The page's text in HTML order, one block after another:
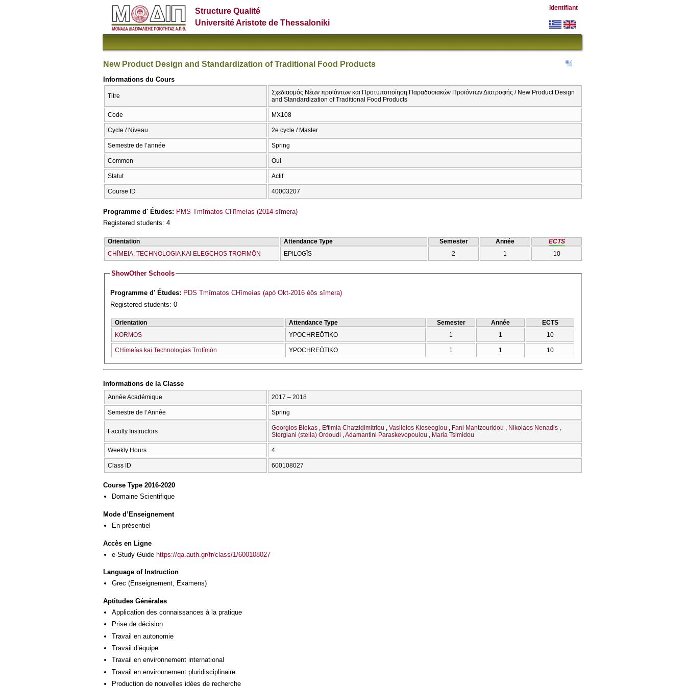
Structure Qualité
Université Aristote de Thessaloniki
Identifiant
New Product Design and Standardization of Traditional Food Products
Informations du Cours
Titre
Σχεδιασμός Νέων προϊόντων και Προτυποποίηση Παραδοσιακών Προϊόντων Διατροφής / New Product Design
and Standardization of Traditional Food Products
Code ΜΧ108
Cycle / Niveau 2e cycle / Master
Semestre de l’année Spring
Common Oui
Statut Actif
Course ID 40003207
Programme d' Études: PMS Tmīmatos CΗīmeías (2014-sīmera)
Registered students: 4
Orientation Attendance Type Semester Année
ECTS
CΗĪMEIA, TECΗNOLOGIA KAI ELEGCΗOS TROFIMŌN
EPILOGĪS 2 1 10
ShowOther Schools
Programme d' Études: PDS Tmīmatos CΗīmeías (apó Okt-2016 éōs sīmera)
Registered students: 0
Orientation Attendance Type Semester Année
ECTS
KORMOS
YPOCΗREŌTIKO 1 1 10
CΗīmeías kai Technologías Trofímōn YPOCΗREŌTIKO 1 1 10
Informations de la Classe
Année Académique 2017 – 2018
Semestre de l’Année Spring
Faculty Instructors Georgios Blekas Effimia Chatzidimitriou Vasileios Kioseoglou Fani Mantzouridou
Nikolaos Nenadis
Stergiani (stella) Ordoudi
Adamantini Paraskevopoulou Maria Tsimidou
Weekly Hours 4
Class ID 600108027
Course Type 2016-2020
Domaine Scientifique
Mode d’Enseignement
En présentiel
Accès en Ligne
e-Study Guide https://qa.auth.gr/fr/class/1/600108027
Language of Instruction
Grec (Enseignement, Examens)
Aptitudes Générales
Application des connaissances à la pratique
Prise de décision
Travail en autonomie
Travail d’équipe
Travail en environnement international
Travail en environnement pluridisciplinaire
Production de nouvelles idées de recherche